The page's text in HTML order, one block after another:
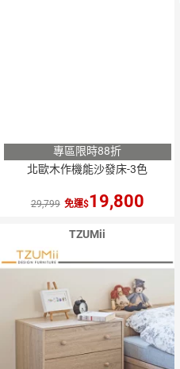
專區限時88折
北歐木作機能沙發床-3色
29,799 免運 19,800
TZUMii